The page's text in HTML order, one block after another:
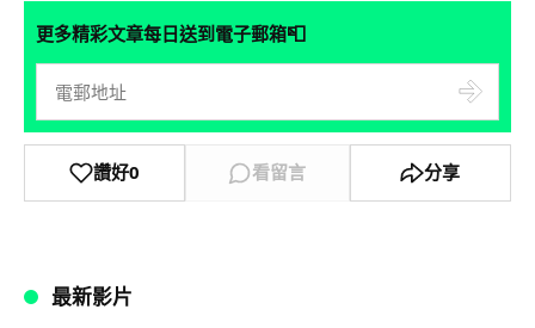
更多精彩文章每日送到電子郵箱📮
讚好0 看留言 分享
最新影片